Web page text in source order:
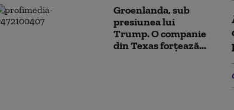
Groenlanda, sub
presiunea lui
Trump. O companie
din Texas forțează...